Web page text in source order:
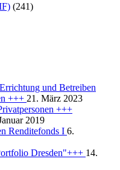
(241)
und Betreiben
+++ 21. März 2023
+++
2019
Renditefonds I 6.
Dresden"+++ 14.